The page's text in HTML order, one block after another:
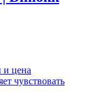
и цена
чувствовать